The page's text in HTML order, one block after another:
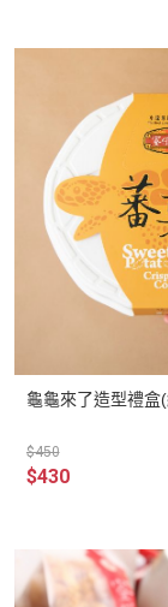
龜龜來了造型禮盒
$450
$430